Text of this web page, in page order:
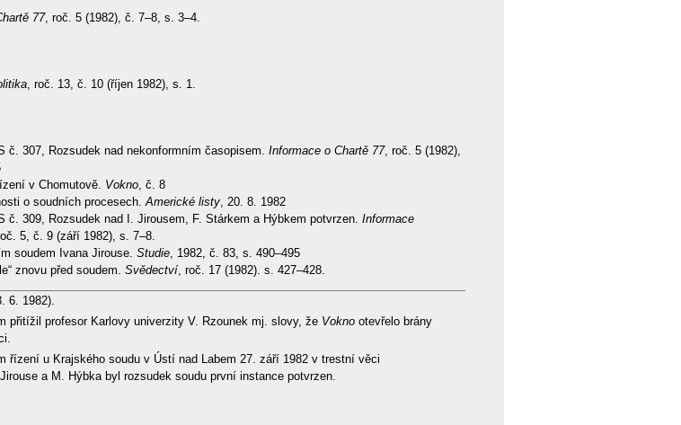
77, roč. 5 (1982), č. 7–8, s. 3–4.
, roč. 13, č. 10 (říjen 1982), s. 1.
č. 307, Rozsudek nad nekonformním časopisem. Informace o Chartě 77, roč. 5 (1982),
v Chomutově. Vokno , č. 8
o soudních procesech. Americké listy , 20. 8. 1982
č. 309, Rozsudek nad I. Jirousem, F. Stárkem a Hýbkem potvrzen. Informace
5, č. 9 (září 1982), s. 7–8.
soudem Ivana Jirouse. Studie , 1982, č. 83, s. 490–495
znovu před soudem. Svědectví, roč. 17 (1982). s. 427–428.
6. 1982).
přitížil profesor Karlovy univerzity V. Rzounek mj. slovy, že Vokno otevřelo brány
řízení u Krajského soudu v Ústí nad Labem 27. září 1982 v trestní věci
a M. Hýbka byl rozsudek soudu první instance potvrzen.